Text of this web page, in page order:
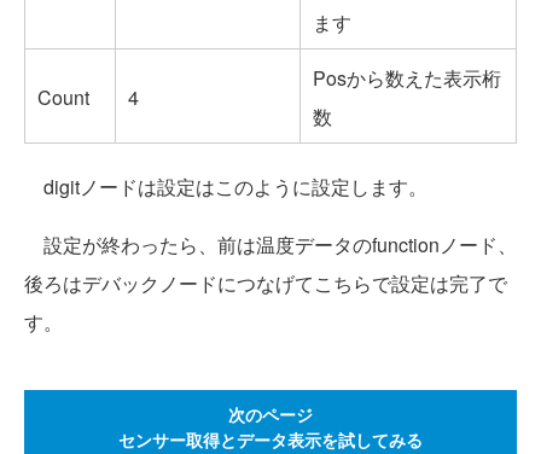
ます
Count 4
Posから数えた表示桁
数
digitノードは設定はこのように設定します。
設定が終わったら、前は温度データのfunctionノード、
後ろはデバックノードにつなげてこちらで設定は完了で
す。
次のページ
センサー取得とデータ表示を試してみる